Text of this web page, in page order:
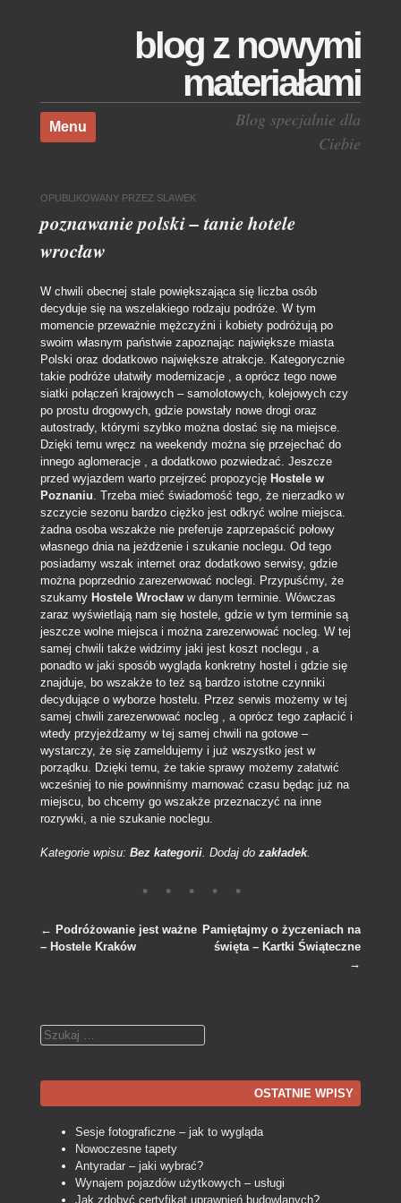
blog z nowymi
materiałami
Blog specjalnie dla
Ciebie
Menu
Skocz do treści
OPUBLIKOWANY PRZEZ SLAWEK
poznawanie polski – tanie hotele
wrocław
W chwili obecnej stale powiększająca się liczba osób
decyduje się na wszelakiego rodzaju podróże. W tym
momencie przeważnie mężczyźni i kobiety podróżują po
swoim własnym państwie zapoznając największe miasta
Polski oraz dodatkowo największe atrakcje. Kategorycznie
takie podróże ułatwiły modernizacje , a oprócz tego nowe
siatki połączeń krajowych – samolotowych, kolejowych czy
po prostu drogowych, gdzie powstały nowe drogi oraz
autostrady, którymi szybko można dostać się na miejsce.
Dzięki temu wręcz na weekendy można się przejechać do
innego aglomeracje , a dodatkowo pozwiedzać. Jeszcze
przed wyjazdem warto przejrzeć propozycję Hostele w
Poznaniu . Trzeba mieć świadomość tego, że nierzadko w
szczycie sezonu bardzo ciężko jest odkryć wolne miejsca.
żadna osoba wszakże nie preferuje zaprzepaścić połowy
własnego dnia na jeżdżenie i szukanie noclegu. Od tego
posiadamy wszak internet oraz dodatkowo serwisy, gdzie
można poprzednio zarezerwować noclegi. Przypuśćmy, że
szukamy Hostele Wrocławw danym terminie. Wówczas
zaraz wyświetlają nam się hostele, gdzie w tym terminie są
jeszcze wolne miejsca i można zarezerwować nocleg. W tej
samej chwili także widzimy jaki jest koszt noclegu , a
ponadto w jaki sposób wygląda konkretny hostel i gdzie się
znajduje, bo wszakże to też są bardzo istotne czynniki
decydujące o wyborze hostelu. Przez serwis możemy w tej
samej chwili zarezerwować nocleg , a oprócz tego zapłacić i
wtedy przyjeżdżamy w tej samej chwili na gotowe –
wystarczy, że się zameldujemy i już wszystko jest w
porządku. Dzięki temu, że takie sprawy możemy załatwić
wcześniej to nie powinniśmy marnować czasu będąc już na
miejscu, bo chcemy go wszakże przeznaczyć na inne
rozrywki, a nie szukanie noclegu.
Kategorie wpisu: Bez kategorii. Dodaj do zakładek.
← Podróżowanie jest ważne
– Hostele Kraków
Pamiętajmy o życzeniach na
święta – Kartki Świąteczne
→
Szukaj
OSTATNIE WPISY
Sesje fotograficzne – jak to wygląda
Nowoczesne tapety
Antyradar – jaki wybrać?
Wynajem pojazdów użytkowych – usługi
Jak zdobyć certyfikat uprawnień budowlanych?